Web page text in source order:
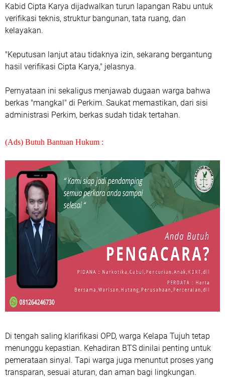
Kabid Cipta Karya dijadwalkan turun lapangan Rabu untuk
verifikasi teknis, struktur bangunan, tata ruang, dan
kelayakan.
"Keputusan lanjut atau tidaknya izin, sekarang bergantung
hasil verifikasi Cipta Karya," jelasnya.
Pernyataan ini sekaligus menjawab dugaan warga bahwa
berkas "mangkal" di Perkim. Saukat memastikan, dari sisi
administrasi Perkim, berkas sudah tidak tertahan.
(Ads) Butuh Bantuan Hukum :
Di tengah saling klarifikasi OPD, warga Kelapa Tujuh tetap
menunggu kepastian. Kehadiran BTS dinilai penting untuk
pemerataan sinyal. Tapi warga juga menuntut proses yang
transparan, sesuai aturan, dan aman bagi lingkungan.